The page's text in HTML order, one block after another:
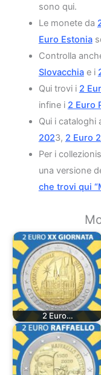
sono qui.
Le monete da
Euro Estonia
Controlla
Slovacchiae i
Qui trovi i 2
infine i 2 Euro
Qui i cataloghi
2023, 2 Euro
Per i
una versione
che trovi qui
2 Euro…